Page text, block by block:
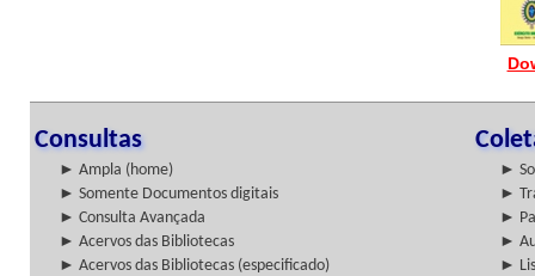
Consultas
► Ampla (home)
►
► Somente Documentos digitais
►
► Consulta Avançada
►
► Acervos das Bibliotecas
►
► Acervos das Bibliotecas (especificado)
►